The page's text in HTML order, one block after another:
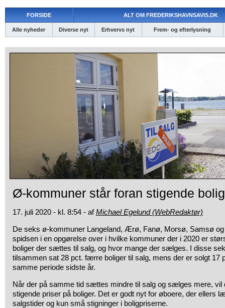
FORSIDE ALT OM FREDERIKSHAVNSAVIS.DK
Alle nyheder Diverse nyt Erhvervs nyt Frem- og efterlysning
Ø-kommuner står foran stigende
17. juli 2020 - kl. 8:54 - afMichael Egelund (WebRedaktør)
De seks ø-kommuner Langeland, Ærø, Fanø, Morsø, Samsø
spidsen i en opgørelse over i hvilke kommuner der i 2020 er
boliger der sættes til salg, og hvor mange der sælges. I disse
tilsammen sat 28 pct. færre boliger til salg, mens der er solgt 17
samme periode sidste år.
Når der på samme tid sættes mindre til salg og sælges mere, vil
stigende priser på boliger. Det er godt nyt for øboere, der ellers
salgstider og kun små stigninger i boligpriserne.